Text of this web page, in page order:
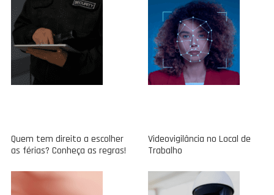
Quem tem direito a escolher
as férias? Conheça as regras!
Videovigilância no Local de
Trabalho